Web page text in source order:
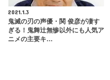
2021.1.3
鬼滅の刃の声優・関 俊彦が凄す
ぎる！鬼舞辻無惨以外にも人気ア
ニメの主要キ…